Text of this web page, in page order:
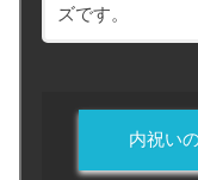
ズです。
内祝い